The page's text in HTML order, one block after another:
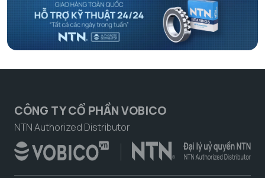
CÔNG TY CỔ PHẦN VOBICO
NTN Authorized Distributor